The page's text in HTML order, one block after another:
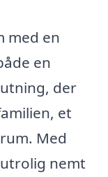
med en
en
der
et
Med
nemt